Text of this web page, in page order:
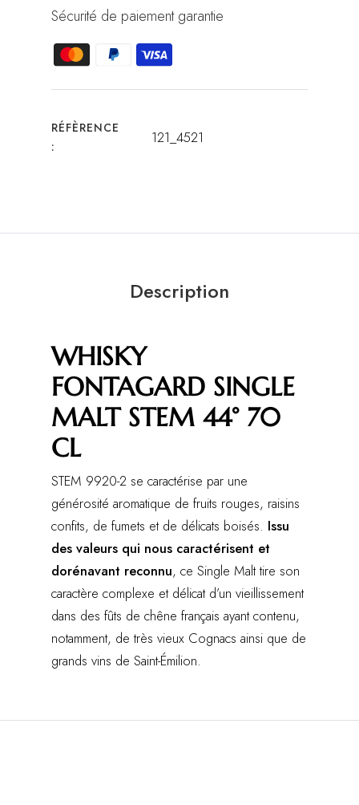
Sécurité de paiement garantie
RÉFÈRENCE
:
121_4521
Description
WHISKY
FONTAGARD SINGLE
MALT STEM 44° 70
CL
STEM 9920-2 se caractérise par une
générosité aromatique de fruits rouges, raisins
confits, de fumets et de délicats boisés. Issu
des valeurs qui nous caractérisent et
dorénavant reconnu, ce Single Malt tire son
caractère complexe et délicat d’un vieillissement
dans des fûts de chêne français ayant contenu,
notamment, de très vieux Cognacs ainsi que de
grands vins de Saint-Émilion.